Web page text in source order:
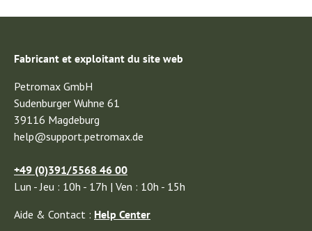
Fabricant et exploitant du site web
Petromax GmbH
Sudenburger Wuhne 61
39116 Magdeburg
help@support.petromax.de
+49 (0)391/5568 46 00
Lun - Jeu : 10h - 17h | Ven : 10h - 15h
Aide & Contact : Help Center